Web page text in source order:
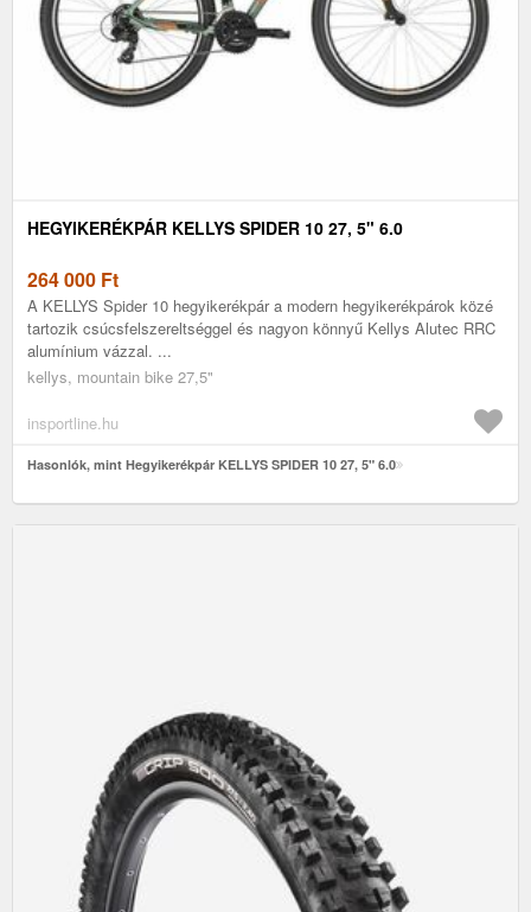
HEGYIKERÉKPÁR KELLYS SPIDER 10 27, 5" 6.0
264 000 Ft
A KELLYS Spider 10 hegyikerékpár a modern hegyikerékpárok közé
tartozik csúcsfelszereltséggel és nagyon könnyű Kellys Alutec RRC
alumínium vázzal. ...
kellys, mountain bike 27,5"
insportline.hu
Hasonlók, mint Hegyikerékpár KELLYS SPIDER 10 27, 5" 6.0